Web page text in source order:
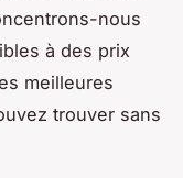
nous
à des prix
meilleures
trouver sans